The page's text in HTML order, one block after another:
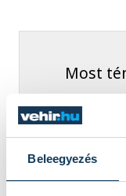
Beleegyezés
Most
bármit
most